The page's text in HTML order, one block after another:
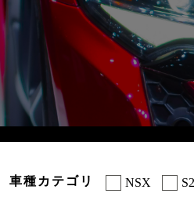
車種カテゴリ NSX